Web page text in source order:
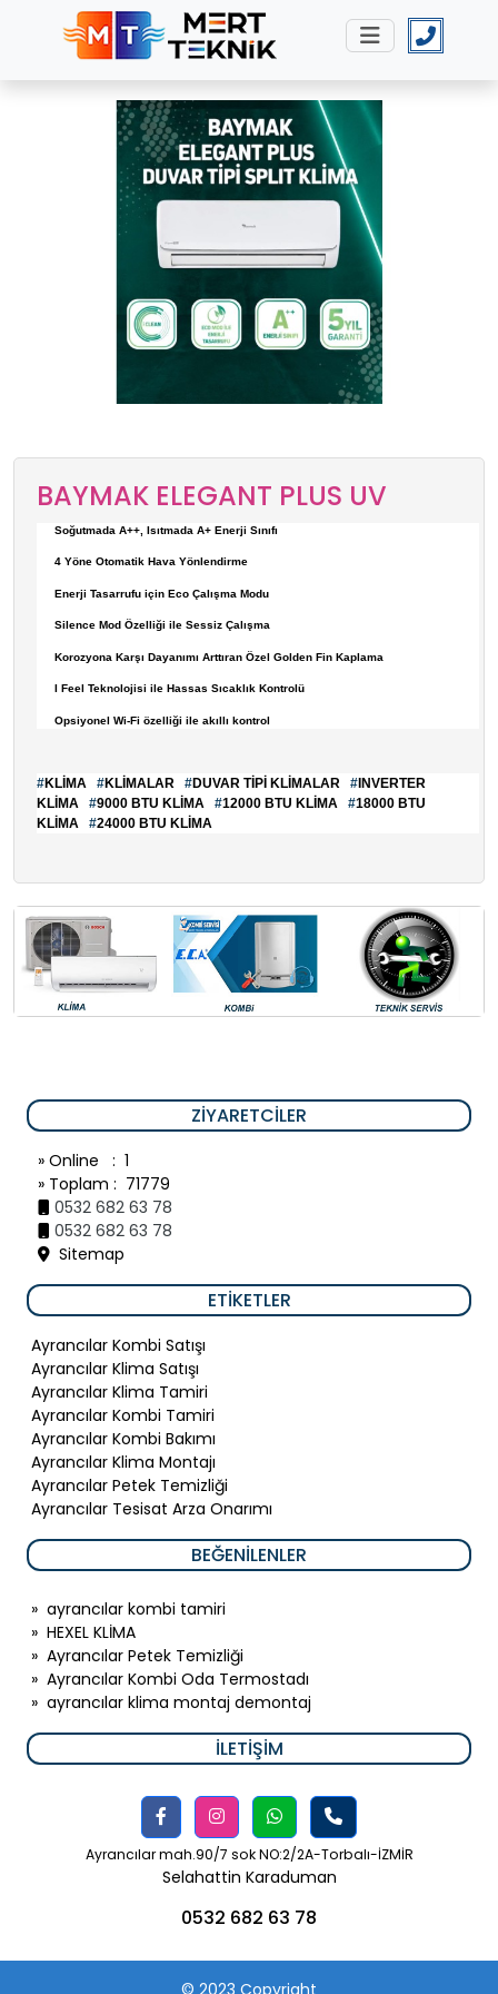
BAYMAK ELEGANT PLUS UV
Soğutmada A++, Isıtmada A+ Enerji Sınıfı
4 Yöne Otomatik Hava Yönlendirme
Enerji Tasarrufu için Eco Çalışma Modu
Silence Mod Özelliği ile Sessiz Çalışma
Korozyona Karşı Dayanımı Arttıran Özel Golden Fin Kaplama
I Feel Teknolojisi ile Hassas Sıcaklık Kontrolü
Opsiyonel Wi-Fi özelliği ile akıllı kontrol
#KLİMA #KLİMALAR #DUVAR TİPİ KLİMALAR #INVERTER
KLİMA #9000 BTU KLİMA #12000 BTU KLİMA #18000 BTU
KLİMA #24000 BTU KLİMA
ZIYARETCILER
» Online : 1
» Toplam : 71779
0532 682 63 78
0532 682 63 78
Sitemap
ETIKETLER
Ayrancılar Kombi Satışı
Ayrancılar Klima Satışı
Ayrancılar Klima Tamiri
Ayrancılar Kombi Tamiri
Ayrancılar Kombi Bakımı
Ayrancılar Klima Montajı
Ayrancılar Petek Temizliği
Ayrancılar Tesisat Arza Onarımı
BEĞENILENLER
» ayrancılar kombi tamiri
» HEXEL KLİMA
» Ayrancılar Petek Temizliği
» Ayrancılar Kombi Oda Termostadı
» ayrancılar klima montaj demontaj
İLETIŞIM
Ayrancılar mah.90/7 sok NO:2/2A-Torbalı-İZMİR
Selahattin Karaduman
0532 682 63 78